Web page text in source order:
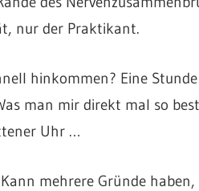
nur der Praktikant.
hinkommen? Eine
man mir direkt mal so
Uhr …
mehrere Gründe